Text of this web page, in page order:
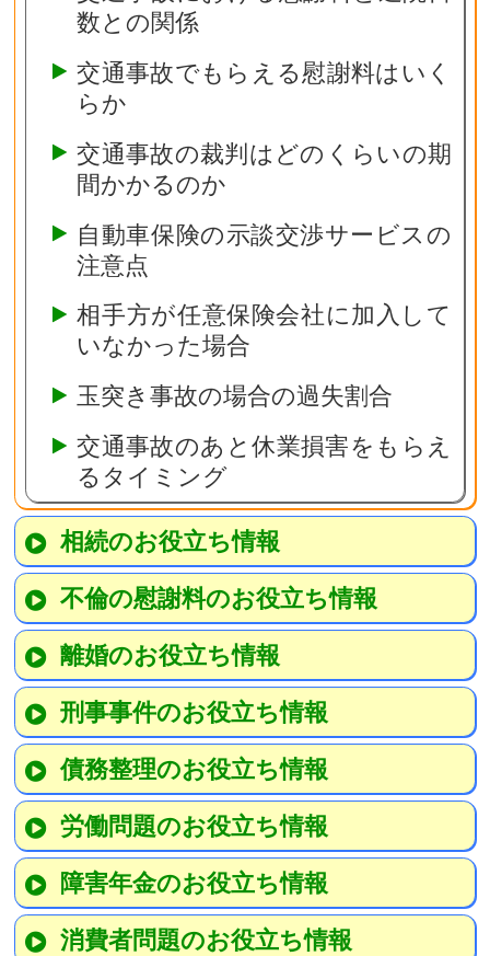
数との関係
交通事故でもらえる慰謝料はいく
らか
交通事故の裁判はどのくらいの期
間かかるのか
自動車保険の示談交渉サービスの
注意点
相手方が任意保険会社に加入して
いなかった場合
玉突き事故の場合の過失割合
交通事故のあと休業損害をもらえ
るタイミング
相続のお役立ち情報
不倫の慰謝料のお役立ち情報
離婚のお役立ち情報
刑事事件のお役立ち情報
債務整理のお役立ち情報
労働問題のお役立ち情報
障害年金のお役立ち情報
消費者問題のお役立ち情報